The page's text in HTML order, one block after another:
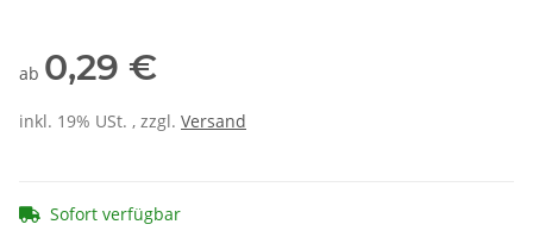
ab 0,29 €
inkl. 19% USt. , zzgl. Versand
Sofort verfügbar